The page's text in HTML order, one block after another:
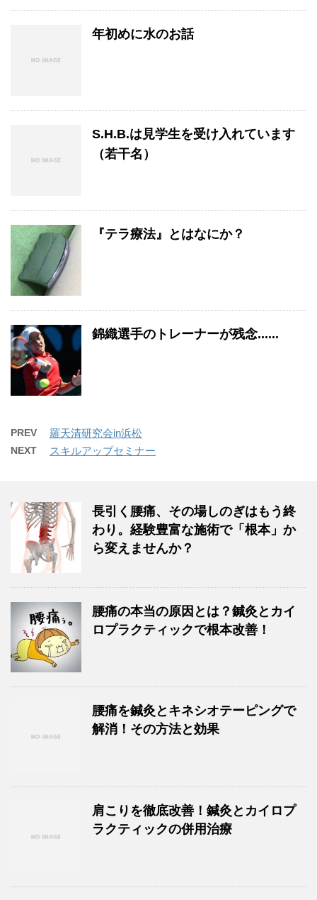
年初めに水のお話
S.H.B.は見学生を受け入れています
（若干名）
『テラ療法』とはなにか？
錦織選手のトレーナーが残念......
PREV 羅天清研究会in浜松
NEXT スキルアップセミナー
長引く腰痛、その場しのぎはもう終
わり。経験豊富な施術で「根本」か
ら変えませんか？
腰痛の本当の原因とは？鍼灸とカイ
ロプラクティックで根本改善！
腰痛を鍼灸とキネシオテーピングで
解消！その方法と効果
肩こりを徹底改善！鍼灸とカイロプ
ラクティックの併用治療